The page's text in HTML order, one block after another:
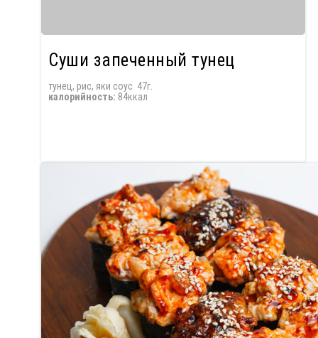
Суши запеченный тунец
тунец, рис, яки соус 47г.
калорийность: 84ккал